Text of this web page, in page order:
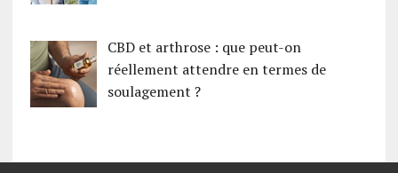
CBD et arthrose : que peut-on
réellement attendre en termes de
soulagement ?